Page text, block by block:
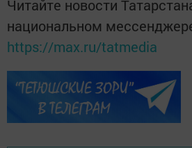
Читайте новости
национальном
https://max.ru/tatmedia